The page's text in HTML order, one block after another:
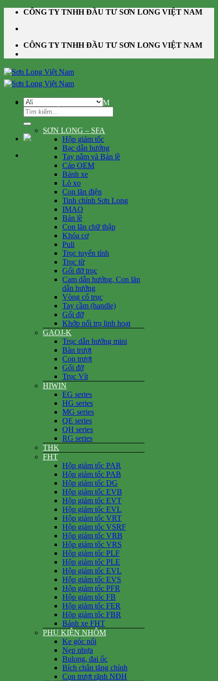
Skip
content
CÔNG TY TNHH ĐẦU TƯ SƠN LONG VIỆT NAM
CÔNG TY TNHH ĐẦU TƯ SƠN LONG VIỆT NAM
Tìm
kiếm:
DANH MỤC SẢN PHẨM
SƠN LONG – SFA
Hộp giảm tốc
Bạc dẫn hướng
Tay nắm và Bản lề
Cáp OEM
Bánh xe
Lò xo
Con lăn điện
Tinh chỉnh Sơn Long
IMAO
Bản lề
Con lăn chữ thập
Khóa cơ
Puli
Trục tuyến tính
Trục từ
Gối đỡ trục
Cam dẫn hướng, Con lăn
dẫn hướng
Vòng cổ trục
Tay cầm (handle)
Gối đỡ
Khớp nối trụ linh hoạt
GAOJ-K
Trục dẫn hướng mini
Bàn trượt
Con trượt
Gối đỡ
Trục Vít
HIWIN
EG series
HG series
MG series
QE series
QH series
RG series
THK
FHT
Hộp giảm tốc PAR
Hộp giảm tốc PAB
Hộp giảm tốc DG
Hộp giảm tốc EVB
Hộp giảm tốc EVT
Hộp giảm tốc EVL
Hộp giảm tốc VRT
Hộp giảm tốc VSRF
Hộp giảm tốc VRB
Hộp giảm tốc VRS
Hộp giảm tốc PLF
Hộp giảm tốc PLE
Hộp giảm tốc EVL
Hộp giảm tốc EVS
Hộp giảm tốc PFR
Hộp giảm tốc FB
Hộp giảm tốc FER
Hộp giảm tốc FBR
Bánh xe FHT
PHỤ KIỆN NHÔM
Ke góc nổi
Nẹp nhựa
Bulong, đai ốc
Bích chân tăng chỉnh
Con trượt rãnh NĐH